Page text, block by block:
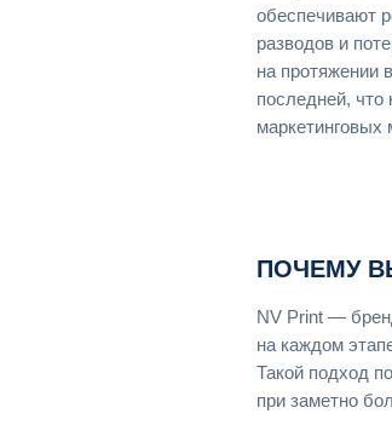
обеспечивают
разводов и
на протяжении
последней, что
маркетинговых
ПОЧЕМУ
NV Print —
на каждом
Такой подход
при заметно